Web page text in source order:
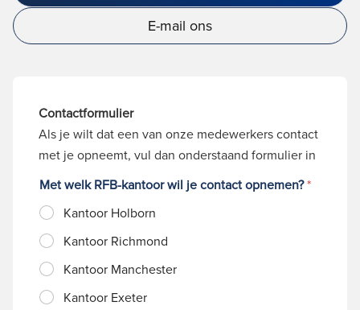
E-mail ons
Contactformulier
Als je wilt dat een van onze medewerkers contact
met je opneemt, vul dan onderstaand formulier in
Met welk RFB-kantoor wil je contact opnemen?*
Kantoor Holborn
Kantoor Richmond
Kantoor Manchester
Kantoor Exeter